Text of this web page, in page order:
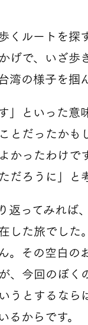
くルートを
げで、いざ歩
湾の様子を掴
」といった
とだったか
かったわけ
だろうに」と
返ってみれば
した旅でした
。その空白の
、今回のぼ
うとするな
るからです。